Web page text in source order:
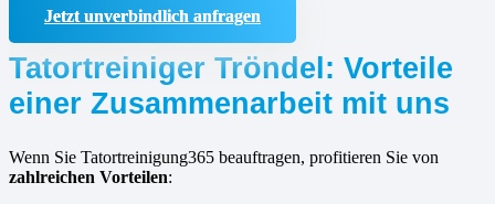
Jetzt unverbindlich anfragen
Tatortreiniger Tröndel: Vorteile
einer Zusammenarbeit mit uns
Wenn Sie Tatortreinigung365 beauftragen, profitieren Sie von
zahlreichen Vorteilen: